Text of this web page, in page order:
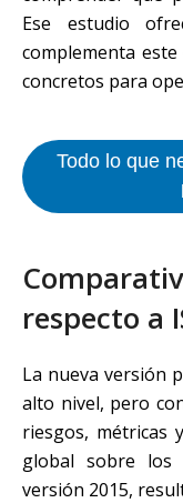
Ese estudio
complementa
concretos para
Todo lo que
respecto a
La nueva versión
alto nivel, pero
riesgos, métricas
global sobre los
versión 2015,